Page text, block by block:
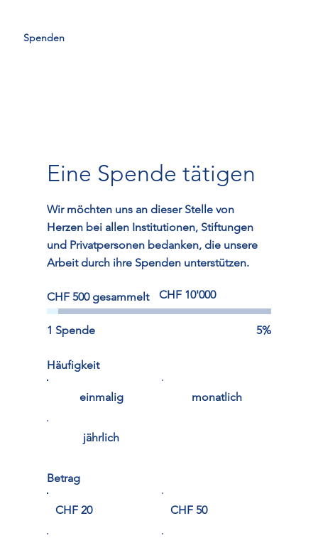
Spenden
Eine Spende tätigen
Wir möchten uns an dieser Stelle von
Herzen bei allen Institutionen, Stiftungen
und Privatpersonen bedanken, die unsere
Arbeit durch ihre Spenden unterstützen.
CHF 500 gesammelt
Spendenziel:
CHF 10'000
CHF 10'000
1 Spende 5%
Häufigkeit
einmalig monatlich
jährlich
Betrag
CHF 20 CHF 50